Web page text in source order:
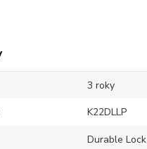
3 roky
K22DLLP
Durable Lock